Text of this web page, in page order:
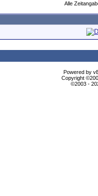
Alle
Powered by
Copyright
©2003 -